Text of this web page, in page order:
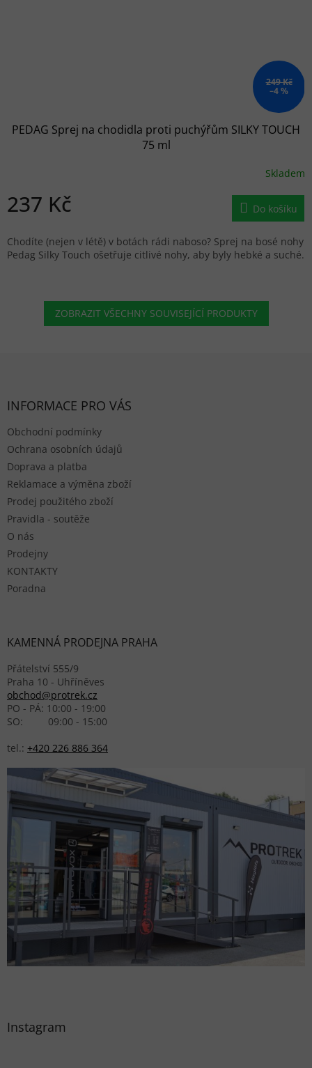
249 Kč
–4 %
PEDAG Sprej na chodidla proti puchýřům SILKY TOUCH
75 ml
Skladem
237 Kč Do košíku
Chodíte (nejen v létě) v botách rádi naboso? Sprej na bosé nohy
Pedag Silky Touch ošetřuje citlivé nohy, aby byly hebké a suché.
ZOBRAZIT VŠECHNY SOUVISEJÍCÍ PRODUKTY
INFORMACE PRO VÁS
Obchodní podmínky
Ochrana osobních údajů
Doprava a platba
Reklamace a výměna zboží
Prodej použitého zboží
Pravidla - soutěže
O nás
Prodejny
KONTAKTY
Poradna
KAMENNÁ PRODEJNA PRAHA
Přátelství 555/9
Praha 10 - Uhříněves
obchod@protrek.cz
PO - PÁ: 10:00 - 19:00
SO: 09:00 - 15:00
tel.: +420 226 886 364
Instagram